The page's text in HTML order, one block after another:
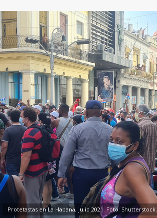
Protetastas en La Habana, julio 2021. Foto: Shutterstock.